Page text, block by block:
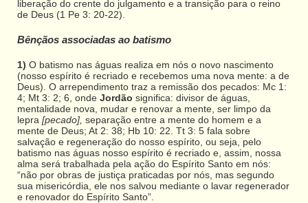
liberação do crente do julgamento e a transição para o reino
de Deus (1 Pe 3: 20-22).
Bênçãos associadas ao batismo
1) O batismo nas águas realiza em nós o novo nascimento
(nosso espírito é recriado e recebemos uma nova mente: a de
Deus). O arrependimento traz a remissão dos pecados: Mc 1:
4; Mt 3: 2; 6, onde Jordão significa: divisor de águas,
mentalidade nova, mudar e renovar a mente, ser limpo da
lepra [pecado], separação entre a mente do homem e a
mente de Deus; At 2: 38; Hb 10: 22. Tt 3: 5 fala sobre
salvação e regeneração do nosso espírito, ou seja, pelo
batismo nas águas nosso espírito é recriado e, assim, nossa
alma será trabalhada pela ação do Espírito Santo em nós:
“não por obras de justiça praticadas por nós, mas segundo
sua misericórdia, ele nos salvou mediante o lavar regenerador
e renovador do Espírito Santo”.